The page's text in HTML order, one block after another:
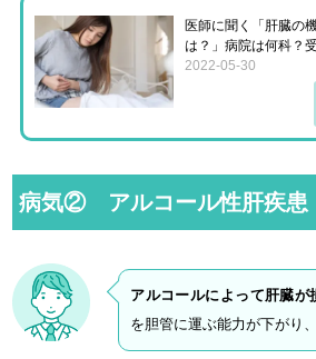
医師に聞く「肝臓の
は？」病院は何科？
2022-05-30
病気② アルコール性肝疾患
アルコールによって肝臓が
を胆管に運ぶ能力が下がり